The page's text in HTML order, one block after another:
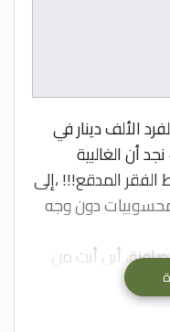
الألف دينار في
أن الغالبية
المدقع!!! ،إلى
دون وجه
أين أنت من
قوته اليومي؟!،
السيول في ظل